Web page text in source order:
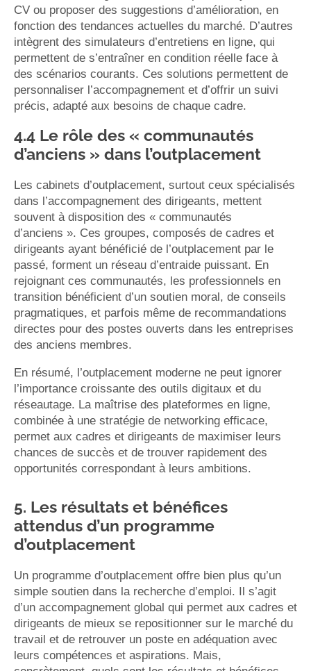
CV ou proposer des suggestions d’amélioration, en
fonction des tendances actuelles du marché. D’autres
intègrent des simulateurs d’entretiens en ligne, qui
permettent de s’entraîner en condition réelle face à
des scénarios courants. Ces solutions permettent de
personnaliser l’accompagnement et d’offrir un suivi
précis, adapté aux besoins de chaque cadre.
4.4 Le rôle des « communautés
d’anciens » dans l’outplacement
Les cabinets d’outplacement, surtout ceux spécialisés
dans l’accompagnement des dirigeants, mettent
souvent à disposition des « communautés
d’anciens ». Ces groupes, composés de cadres et
dirigeants ayant bénéficié de l’outplacement par le
passé, forment un réseau d’entraide puissant. En
rejoignant ces communautés, les professionnels en
transition bénéficient d’un soutien moral, de conseils
pragmatiques, et parfois même de recommandations
directes pour des postes ouverts dans les entreprises
des anciens membres.
En résumé, l’outplacement moderne ne peut ignorer
l’importance croissante des outils digitaux et du
réseautage. La maîtrise des plateformes en ligne,
combinée à une stratégie de networking efficace,
permet aux cadres et dirigeants de maximiser leurs
chances de succès et de trouver rapidement des
opportunités correspondant à leurs ambitions.
5. Les résultats et bénéfices
attendus d’un programme
d’outplacement
Un programme d’outplacement offre bien plus qu’un
simple soutien dans la recherche d’emploi. Il s’agit
d’un accompagnement global qui permet aux cadres et
dirigeants de mieux se repositionner sur le marché du
travail et de retrouver un poste en adéquation avec
leurs compétences et aspirations. Mais,